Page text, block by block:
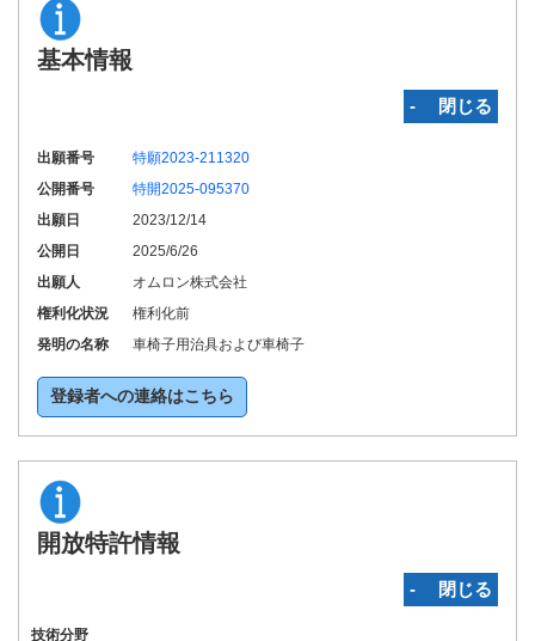
基本情報
‐ 閉じる
出願番号
特願2023-211320
公開番号
特開2025-095370
出願日
2023/12/14
公開日
2025/6/26
出願人
オムロン株式会社
権利化状況
権利化前
発明の名称
車椅子用治具および車椅子
登録者への連絡はこちら
開放特許情報
‐ 閉じる
技術分野